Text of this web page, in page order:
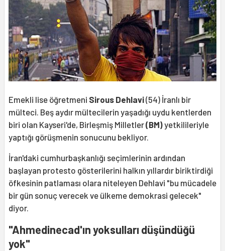
Emekli lise öğretmeni Sirous Dehlavi(54) İranlı bir
mülteci. Beş aydır mültecilerin yaşadığı uydu kentlerden
biri olan Kayseri'de, Birleşmiş Milletler(BM)yetkilileriyle
yaptığı görüşmenin sonucunu bekliyor.
İran'daki cumhurbaşkanlığı seçimlerinin ardından
başlayan protesto gösterilerini halkın yıllardır biriktirdiği
öfkesinin patlaması olara niteleyen Dehlavi "bu mücadele
bir gün sonuç verecek ve ülkeme demokrasi gelecek"
diyor.
"Ahmedinecad'ın yoksulları düşündüğü
yok"